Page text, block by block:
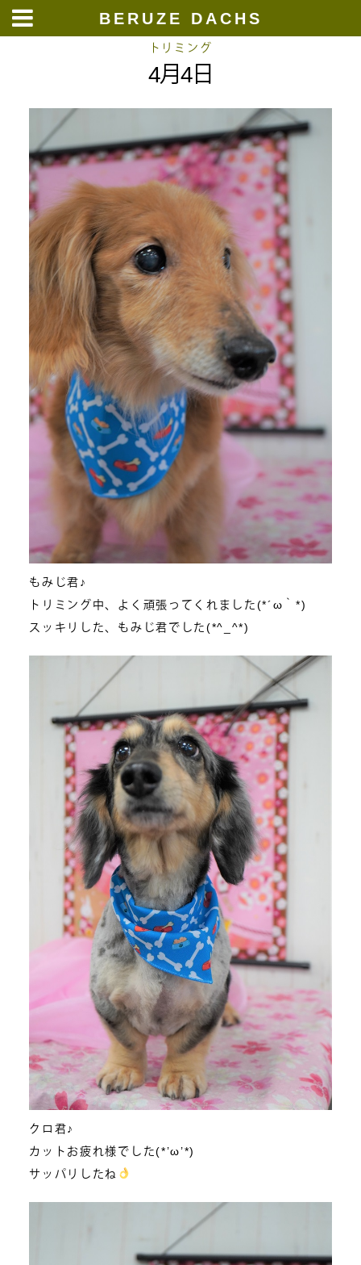
BERUZE DACHS
トリミング
4月4日
もみじ君♪
トリミング中、よく頑張ってくれました(*´ω｀*)
スッキリした、もみじ君でした(*^_^*)
クロ君♪
カットお疲れ様でした(*’ω’*)
サッパリしたね